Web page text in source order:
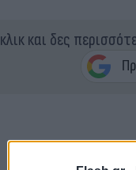
και δες